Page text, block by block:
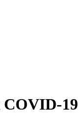
COVID-19